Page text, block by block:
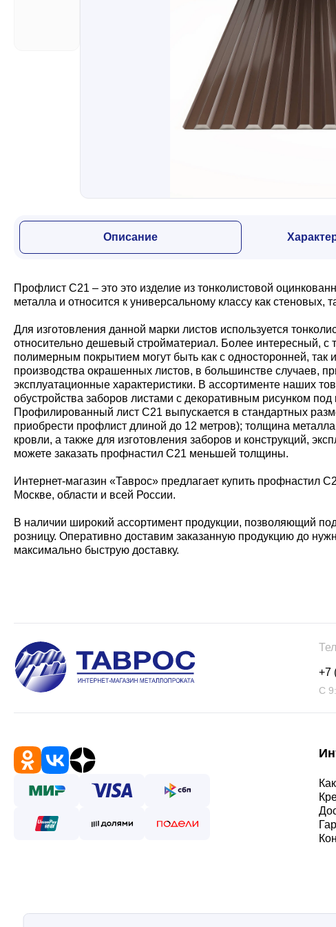
Водосточная система
Описание
Профлист С21 – это это изделие из тонколистовой
металла и относится к универсальному классу как
Для изготовления данной марки листов используется
относительно дешевый стройматериал. Более интересный, с
полимерным покрытием могут быть как с односторонней,
производства окрашенных листов, в большинстве случаев,
эксплуатационные характеристики. В ассортименте наших
обустройства заборов листами с декоративным рисунком
Профилированный лист С21 выпускается в стандартных
приобрести профлист длиной до 12 метров); толщина
кровли, а также для изготовления заборов и конструкций,
можете заказать профнастил С21 меньшей толщины.
Интернет-магазин «Таврос» предлагает купить профнастил
Москве, области и всей России.
В наличии широкий ассортимент продукции, позволяющий
розницу. Оперативно доставим заказанную продукцию до
максимально быструю доставку.
+7
С